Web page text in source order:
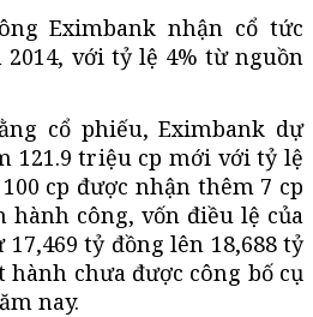
Eximbank nhận cổ tức
với tỷ lệ 4% từ nguồn
cổ phiếu, Eximbank dự
121.9 triệu cp mới với tỷ lệ
cp được nhận thêm 7 cp
hành công, vốn điều lệ của
tỷ đồng lên 18,688 tỷ
hành chưa được công bố cụ
nay.